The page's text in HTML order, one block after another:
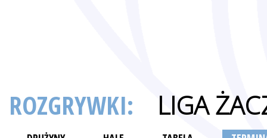
ROZGRYWKI: LIGA